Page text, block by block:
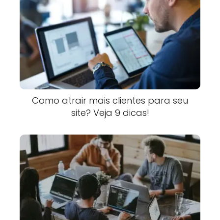
Como atrair mais clientes para seu
site? Veja 9 dicas!